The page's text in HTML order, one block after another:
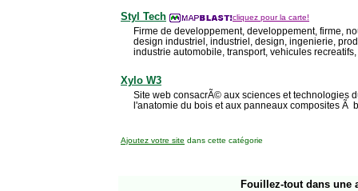
Styl Tech cliquez pour la carte!
Firme de developpement, developpement, firme,
design industriel, industriel, design, ingenierie,
industrie automobile, transport, vehicules
Xylo W3
Site web consacrÃ© aux sciences et technologies
l'anatomie du bois et aux panneaux composites Ã
Ajoutez votre site dans cette catégorie
Fouillez-tout dans une